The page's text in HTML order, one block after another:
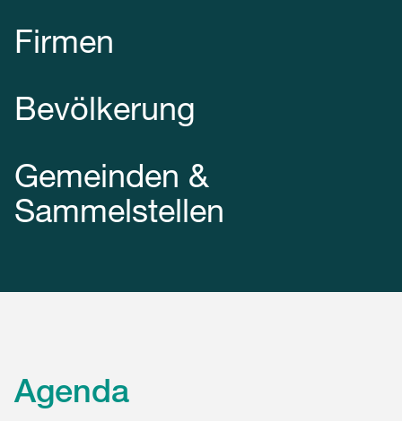
Firmen
Bevölkerung
Gemeinden &
Sammelstellen
Agenda